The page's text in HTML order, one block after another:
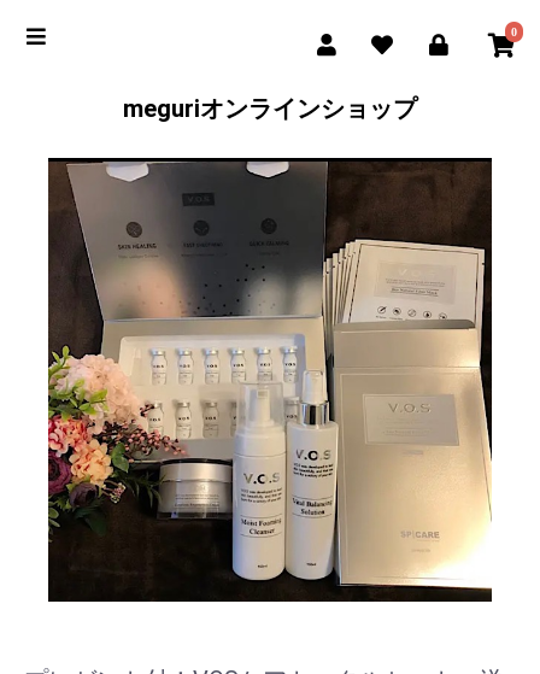
0
meguriオンラインショップ